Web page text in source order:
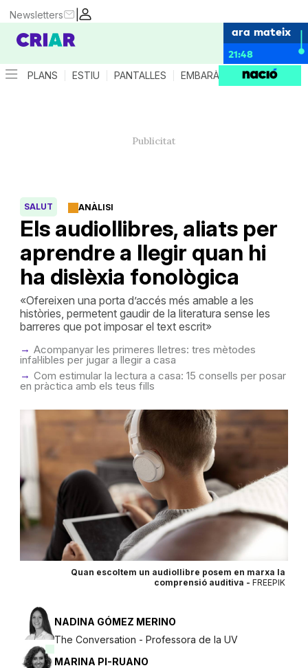
|
Newsletters
ara mateix
21:48
PLANS ESTIU PANTALLES EMBARÀS CRIANÇA
ANÀLISI
Els audiollibres, aliats per
aprendre a llegir quan hi
ha dislèxia fonològica
SALUT
«Ofereixen una porta d’accés més amable a les
històries, permetent gaudir de la literatura sense les
barreres que pot imposar el text escrit»
Acompanyar les primeres lletres: tres mètodes
infal·libles per jugar a llegir a casa
Com estimular la lectura a casa: 15 consells per posar
en pràctica amb els teus fills
Quan escoltem un audiollibre posem en marxa la
comprensió auditiva - FREEPIK
NADINA GÓMEZ MERINO
The Conversation - Professora de la UV
MARINA PI-RUANO